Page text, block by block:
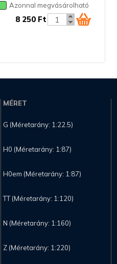
Azonnal megvásárolható
8 250 Ft
MÉRET
G (Méretarány: 1:22.5)
H0 (Méretarány: 1:87)
H0em (Méretarány: 1:87)
TT (Méretarány: 1:120)
N (Méretarány: 1:160)
Z (Méretarány: 1:220)